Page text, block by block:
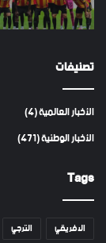
تصنيفات
الأخبار العالمية(4)
الأخبار الوطنية(471)
Tags
الافريقي الترجي